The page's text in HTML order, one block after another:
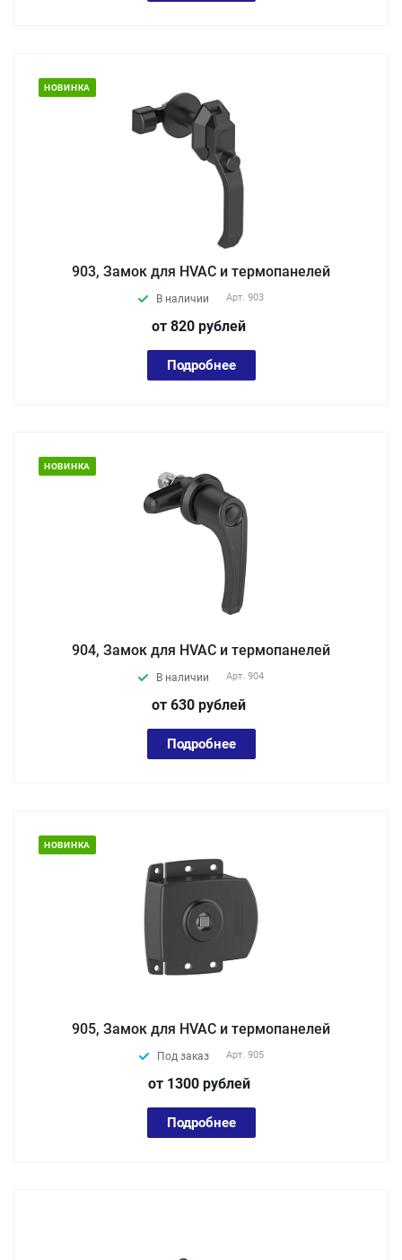
НОВИНКА
903, Замок для HVAC и термопанелей
В наличии Арт. 903
от 820 рублей
Подробнее
НОВИНКА
904, Замок для HVAC и термопанелей
В наличии Арт. 904
от 630 рублей
Подробнее
НОВИНКА
905, Замок для HVAC и термопанелей
Под заказ Арт. 905
от 1300 рублей
Подробнее